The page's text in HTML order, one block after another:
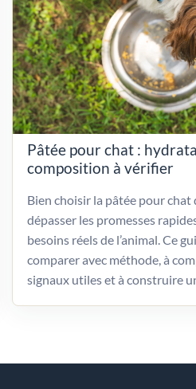
Pâtée pour chat :
composition à vérifier
Bien choisir la pâtée pour chat
dépasser les promesses
besoins réels de l’animal. Ce
comparer avec méthode, à
signaux utiles et à construire